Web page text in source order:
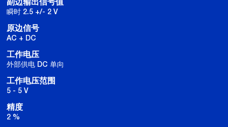
副边输出信号值
瞬时 2.5 +/- 2 V
原边信号
AC + DC
工作电压
外部供电 DC 单向
工作电压范围
5 - 5 V
精度
2 %